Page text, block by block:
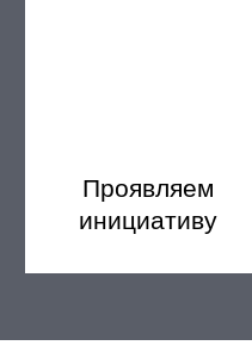
Проявляем
инициативу